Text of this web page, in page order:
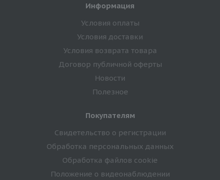
Информация
Условия оплаты
Условия доставки
Условия возврата товара
Договор публичной оферты
Новости
Полезное
Покупателям
Свидетельство о регистрации
Обработка персональных данных
Обработка файлов cookie
Положение о видеонаблюдении